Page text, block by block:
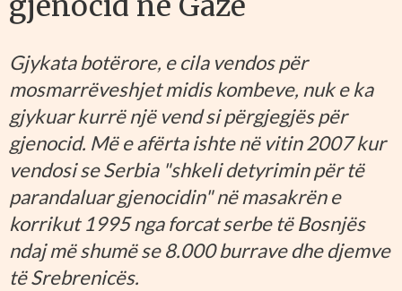
Gjykata botërore, e cila vendos për
mosmarrëveshjet midis kombeve, nuk e ka
gjykuar kurrë një vend si përgjegjës për
gjenocid. Më e afërta ishte në vitin 2007 kur
vendosi se Serbia "shkeli detyrimin për të
parandaluar gjenocidin" në masakrën e
korrikut 1995 nga forcat serbe të Bosnjës
ndaj më shumë se 8.000 burrave dhe djemve
të Srebrenicës.